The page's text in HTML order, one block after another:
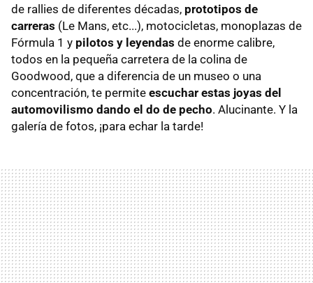
de rallies de diferentes décadas, prototipos de
carreras (Le Mans, etc...), motocicletas, monoplazas de
Fórmula 1 y pilotos y leyendas de enorme calibre,
todos en la pequeña carretera de la colina de
Goodwood, que a diferencia de un museo o una
concentración, te permite escuchar estas joyas del
automovilismo dando el do de pecho. Alucinante. Y la
galería de fotos, ¡para echar la tarde!